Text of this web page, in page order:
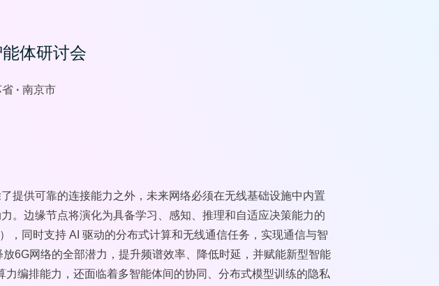
体研讨会
省 ·南京市
提供可靠的连接能力之外，未来网络必须在无线基础设施中内置
。边缘节点将演化为具备学习、感知、推理和自适应决策能力的
同时支持 AI 驱动的分布式计算和无线通信任务，实现通信与智
6G网络的全部潜力，提升频谱效率、降低时延，并赋能新型智能
编排能力，还面临着多智能体间的协同、分布式模型训练的隐私